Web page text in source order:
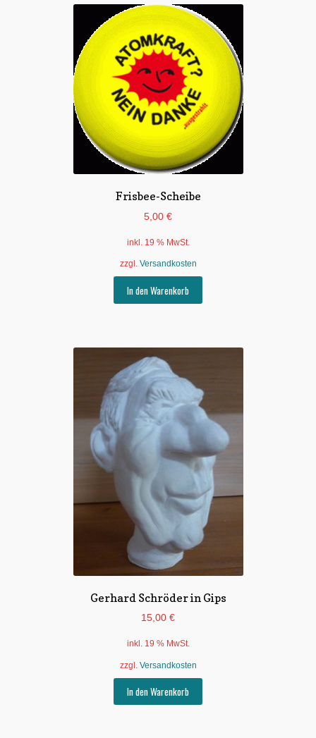
Frisbee-Scheibe
5,00 €
inkl. 19 % MwSt.
zzgl. Versandkosten
In den Warenkorb
Gerhard Schröder in Gips
15,00 €
inkl. 19 % MwSt.
zzgl. Versandkosten
In den Warenkorb